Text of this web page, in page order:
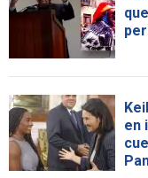
en